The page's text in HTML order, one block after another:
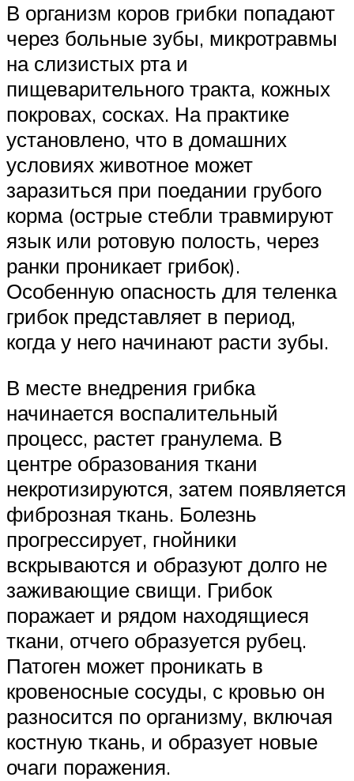
В организм коров грибки попадают
через больные зубы, микротравмы
на слизистых рта и
пищеварительного тракта, кожных
покровах, сосках. На практике
установлено, что в домашних
условиях животное может
заразиться при поедании грубого
корма (острые стебли травмируют
язык или ротовую полость, через
ранки проникает грибок).
Особенную опасность для теленка
грибок представляет в период,
когда у него начинают расти зубы.
В месте внедрения грибка
начинается воспалительный
процесс, растет гранулема. В
центре образования ткани
некротизируются, затем появляется
фиброзная ткань. Болезнь
прогрессирует, гнойники
вскрываются и образуют долго не
заживающие свищи. Грибок
поражает и рядом находящиеся
ткани, отчего образуется рубец.
Патоген может проникать в
кровеносные сосуды, с кровью он
разносится по организму, включая
костную ткань, и образует новые
очаги поражения.